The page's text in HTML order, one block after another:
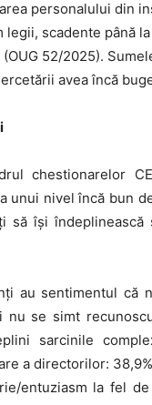
personalului din
legii, scadente până
52/2025).
avea încă
chestionarelor
unui nivel încă bun
să își
au sentimentul
nu se simt
sarcinile
a directorilor:
entuziasm la fel